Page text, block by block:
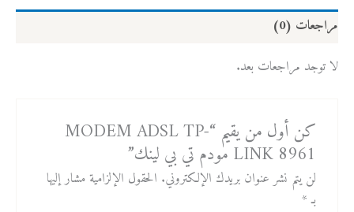
مراجعات (0)
لا توجد مراجعات بعد.
كن أول من يقيم “MODEM ADSL TP-
LINK 8961 مودم تي بي لينك”
لن يتم نشر عنوان بريدك الإلكتروني. الحقول الإلزامية مشار إليها
بـ*